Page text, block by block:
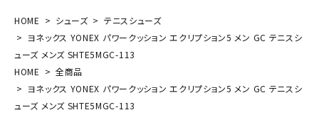
HOME シューズ
テニスシューズ
ヨネックス YONEX パワークッション エクリプション5 メン GC テニスシ
ューズ メンズ SHTE5MGC-113
HOME
全商品
ヨネックス YONEX パワークッション エクリプション5 メン GC テニスシ
ューズ メンズ SHTE5MGC-113